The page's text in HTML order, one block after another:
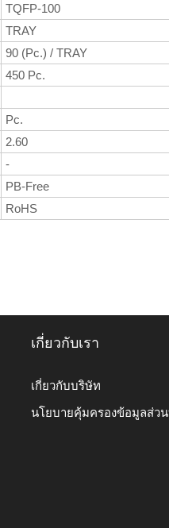
TQFP-100
TRAY
90 (Pc.) / TRAY
450 Pc.
Pc.
2.60
-
PB-Free
RoHS
เกี่ยวกับเรา
เกี่ยวกับบริษัท
นโยบายคุ้มครองข้อมูลส่ว